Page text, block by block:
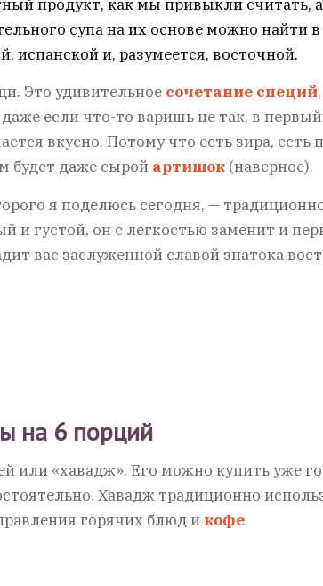
продукт, как мы привыкли считать,
супа на их основе можно найти
испанской и, разумеется, восточной.
Это удивительное сочетание специй
если что-то варишь не так, в первый
вкусно. Потому что есть зира, есть
будет даже сырой артишок (наверное).
я поделюсь сегодня, —
густой, он с легкостью заменит и
вас заслуженной славой знатока
на 6 порций
или «хавадж». Его можно купить уже
Хавадж традиционно
горячих блюд и кофе.